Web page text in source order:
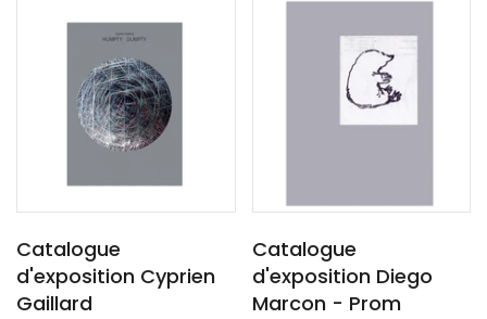
Catalogue
d'exposition Cyprien
Gaillard
Catalogue
d'exposition Diego
Marcon - Prom